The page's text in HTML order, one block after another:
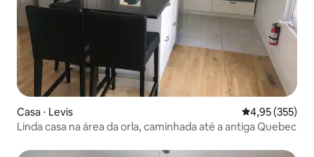
Casa ⋅ Levis 4,95 de uma
4,95 (355)
Linda casa na área da orla, caminhada até a antiga Quebec